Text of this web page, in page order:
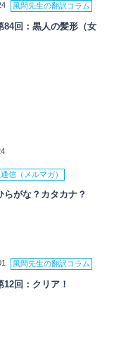
風間先生の翻訳コラム
84回：黒人の髪形（女
信（メルマガ）
らがな？カタカナ？
風間先生の翻訳コラム
12回：クリア！